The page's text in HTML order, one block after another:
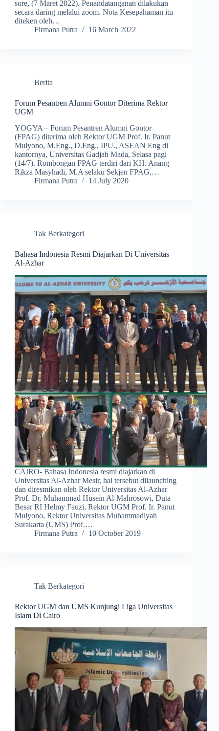
sore, (7 Maret 2022). Penandatanganan dilakukan
secara daring melalui zoom. Nota Kesepahaman itu
diteken oleh…
Firmana Putra
16 March 2022
Berita
Forum Pesantren Alumni Gontor Diterima Rektor
UGM
YOGYA – Forum Pesantren Alumni Gontor
(FPAG) diterima oleh Rektor UGM Prof. Ir. Panut
Mulyono, M.Eng., D.Eng., IPU., ASEAN Eng di
kantornya, Universitas Gadjah Mada, Selasa pagi
(14/7). Rombongan FPAG terdiri dari KH. Anang
Rikza Masyhadi, M.A selaku Sekjen FPAG,…
Firmana Putra
14 July 2020
Tak Berkategori
Bahasa Indonesia Resmi Diajarkan Di Universitas
Al-Azhar
CAIRO- Bahasa Indonesia resmi diajarkan di
Universitas Al-Azhar Mesir, hal tersebut dilaunching
dan diresmikan oleh Rektor Universitas Al-Azhar
Prof. Dr. Muhammad Husein Al-Mahrosowi, Duta
Besar RI Helmy Fauzi, Rektor UGM Prof. Ir. Panut
Mulyono, Rektor Universitas Muhammadiyah
Surakarta (UMS) Prof.…
Firmana Putra
10 October 2019
Tak Berkategori
Rektor UGM dan UMS Kunjungi Liga Universitas
Islam Di Cairo